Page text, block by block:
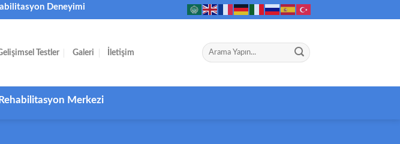
Deneyimi
Testler Galeri İletişim
Merkezi